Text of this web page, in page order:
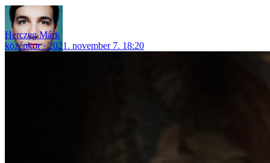
Herczeg Márk
középkor
2021. november 7. 18:20